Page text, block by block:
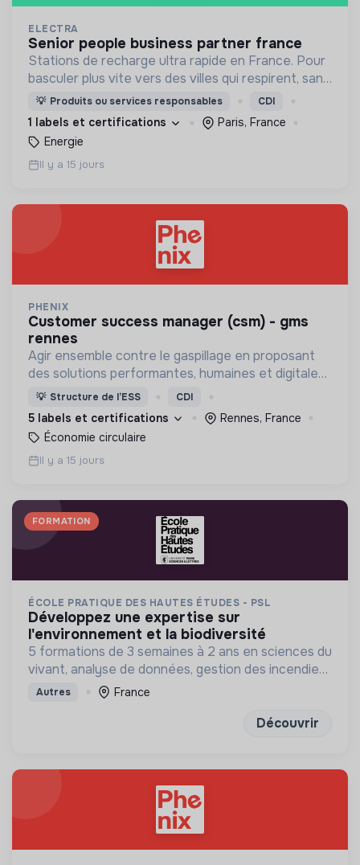
ELECTRA
senior people business partner france
Stations de recharge ultra rapide en France. Pour
basculer plus vite vers des villes qui respirent, sans
CO₂ et sans bruit.
💡 Produits ou services responsables CDI
1 labels et certifications
Paris, France
Energie
Il y a 15 jours
PHENIX
customer success manager (csm) - gms
rennes
Agir ensemble contre le gaspillage en proposant
des solutions performantes, humaines et digitales,
qui profitent à tous.
💡 Structure de l’ESS CDI
5 labels et certifications
Rennes, France
Économie circulaire
Il y a 15 jours
FORMATION
ÉCOLE PRATIQUE DES HAUTES ÉTUDES - PSL
développez une expertise sur
l'environnement et la biodiversité
5 formations de 3 semaines à 2 ans en sciences du
vivant, analyse de données, gestion des incendies
et génétique du paysage.
Autres France
Découvrir